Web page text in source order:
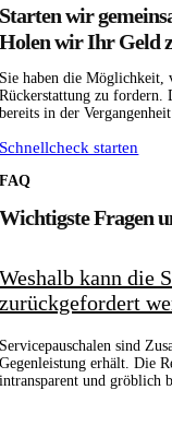
Starten wir
Holen wir Ihr Geld
Sie haben die Möglichkeit,
Rückerstattung zu fordern.
bereits in der
Schnellcheck starten
FAQ
Wichtigste Fragen
Weshalb kann die
zurückgefordert
Servicepauschalen sind
Gegenleistung erhält. Die
intransparent und gröblich